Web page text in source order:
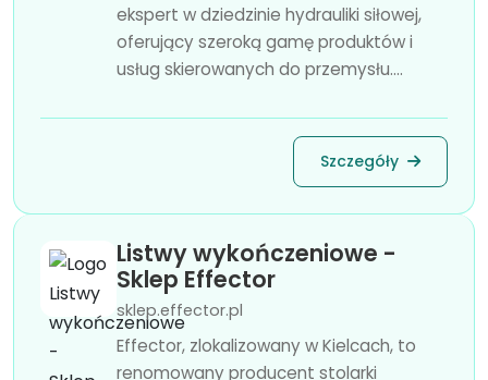
ekspert w dziedzinie hydrauliki siłowej,
oferujący szeroką gamę produktów i
usług skierowanych do przemysłu....
Szczegóły
Listwy wykończeniowe -
Sklep Effector
sklep.effector.pl
Effector, zlokalizowany w Kielcach, to
renomowany producent stolarki